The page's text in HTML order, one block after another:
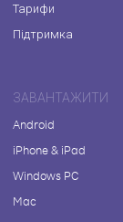
Тарифи
Підтримка
ЗАВАНТАЖИТИ
Android
iPhone & iPad
Windows PC
Mac